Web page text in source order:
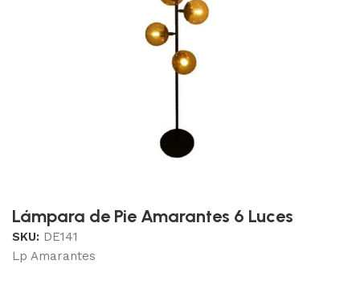
Lámpara de Pie Amarantes 6 Luces
SKU: DE141
Lp Amarantes